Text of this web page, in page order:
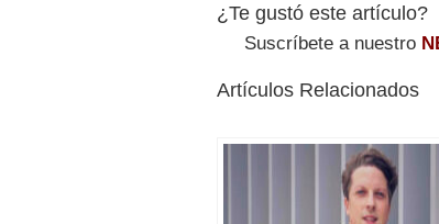
¿Te gustó este artículo?
Suscríbete a nuestro
Artículos Relacionados